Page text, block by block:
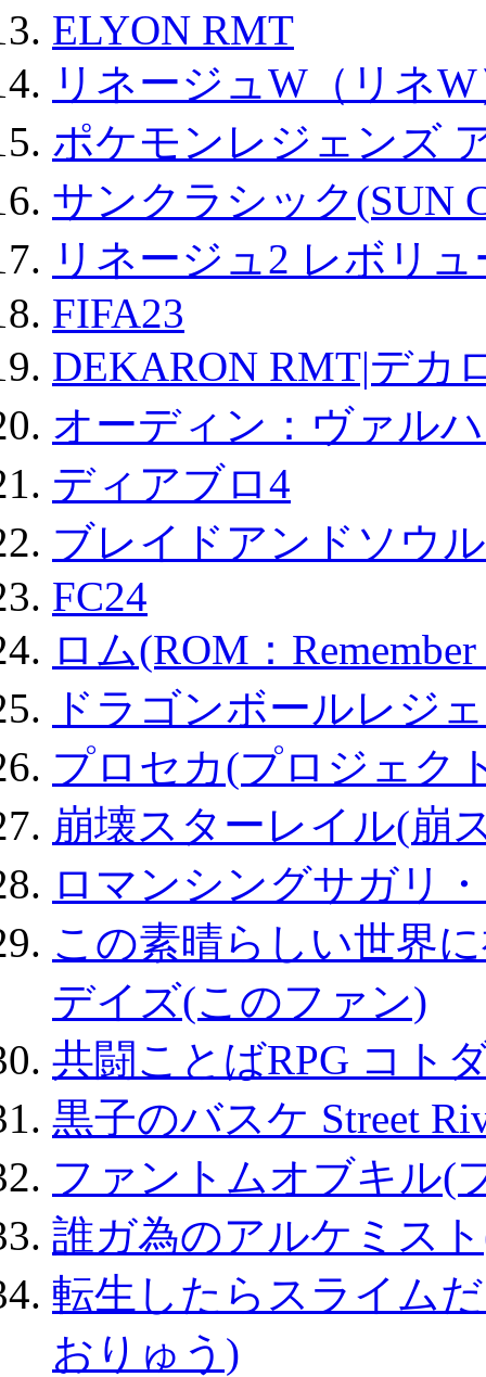
ELYON RMT
リネージュW（リネ
ポケモンレジェンズ
サンクラシック(SUN
リネージュ2 レボリ
FIFA23
DEKARON RMT|デカ
オーディン：ヴァル
ディアブロ4
ブレイドアンドソウ
FC24
ロム(ROM：
ドラゴンボールレジ
プロセカ(プロジェク
崩壊スターレイル(崩
ロマンシングサガリ
この素晴らしい世界
デイズ(このファン)
共闘ことばRPG コト
黒子のバスケ Street
ファントムオブキル(
誰ガ為のアルケミス
転生したらスライム
おりゅう)